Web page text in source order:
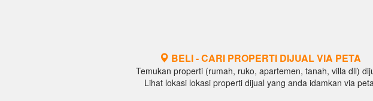
BELI - CARI PROPERTI DIJUAL VIA PETA
Temukan properti (rumah, ruko, apartemen, tanah, villa dll)
Lihat lokasi lokasi properti dijual yang anda idamkan via